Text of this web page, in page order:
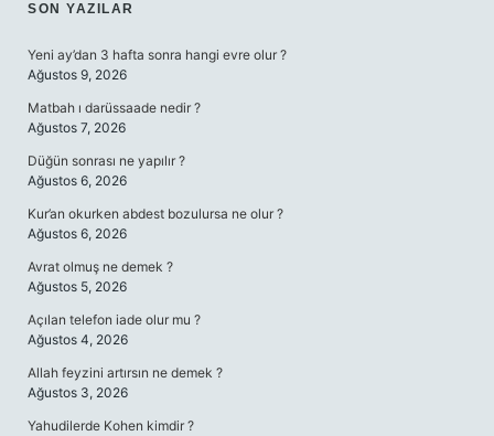
SIDEBAR
SON YAZILAR
Yeni ay’dan 3 hafta sonra hangi evre olur ?
Ağustos 9, 2026
Matbah ı darüssaade nedir ?
Ağustos 7, 2026
Düğün sonrası ne yapılır ?
Ağustos 6, 2026
Kur’an okurken abdest bozulursa ne olur ?
Ağustos 6, 2026
Avrat olmuş ne demek ?
Ağustos 5, 2026
Açılan telefon iade olur mu ?
Ağustos 4, 2026
Allah feyzini artırsın ne demek ?
Ağustos 3, 2026
Yahudilerde Kohen kimdir ?